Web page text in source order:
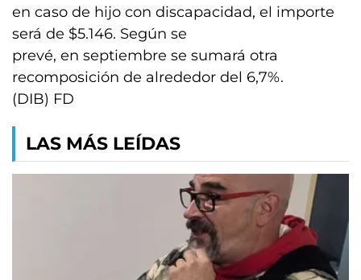
en caso de hijo con discapacidad, el importe
será de $5.146. Según se
prevé, en septiembre se sumará otra
recomposición de alrededor del 6,7%.
(DIB) FD
LAS MÁS LEÍDAS